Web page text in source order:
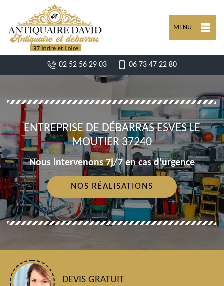
MENU
02 52 56 29 03 06 73 47 22 80
ENTREPRISE DE DÉBARRAS ESVES LE
MOUTIER 37240
Nous intervenons 7j/7 en cas d'urgence
NOS RÉALISATIONS
DEVIS GRATUIT